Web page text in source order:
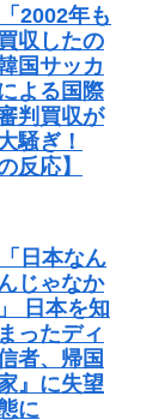
2002年も
収したの
国サッカ
よる国際
判買収が
騒ぎ！
反応】
日本なん
じゃなか
日本を知
ったディ
者、帰国
』に失望
に